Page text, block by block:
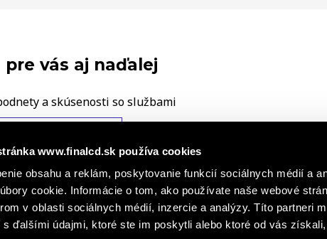
www.finalcd.sk používa cookies
obsahu a reklám, poskytovanie funkcií sociálnych médií a
cookie. Informácie o tom, ako používate naše webové
v oblasti sociálnych médií, inzercie a analýzy. Títo partneri
ďalšími údajmi, ktoré ste im poskytli alebo ktoré od vás
vás aj naďalej
a skúsenosti so službami
o kamerových záznamoch|Základné časti
|Informácie o súboroch cookies